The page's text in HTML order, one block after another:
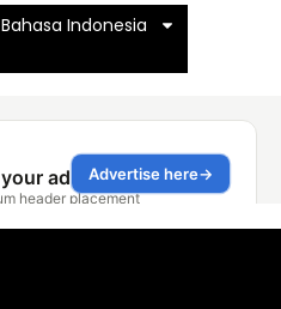
Bahasa Indonesia